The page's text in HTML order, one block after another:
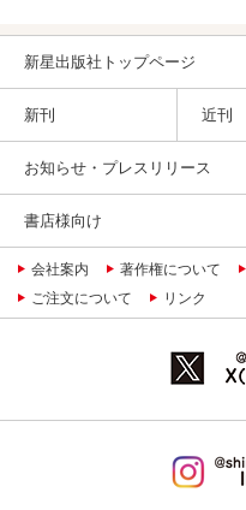
新星出版社トップページ
新刊 近刊
お知らせ・プレスリリース
書店様向け
会社案内 著作権について
ご注文について
リンク